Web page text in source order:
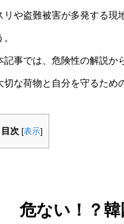
リや盗難被害が多発する現
。
記事では、危険性の解説か
切な荷物と自分を守るため
目次 [表示]
危ない！？